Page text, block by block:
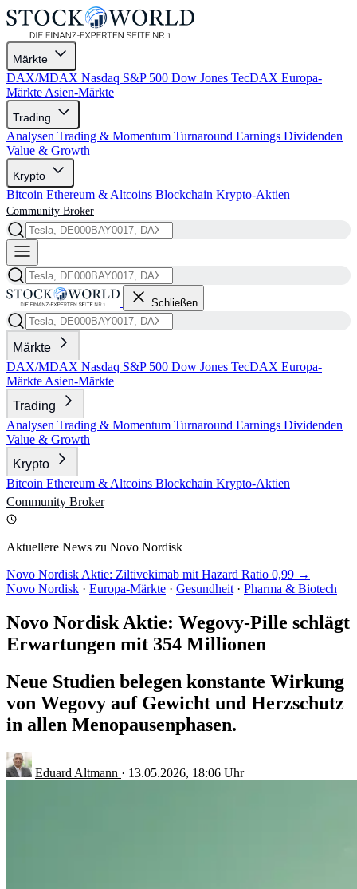
Märkte
DAX/MDAX Nasdaq S&P 500 Dow Jones TecDAX Europa-
Märkte Asien-Märkte
Trading
Analysen Trading & Momentum Turnaround Earnings Dividenden
Value & Growth
Krypto
Bitcoin Ethereum & Altcoins Blockchain Krypto-Aktien
Community Broker
Schließen
Märkte
DAX/MDAX Nasdaq S&P 500 Dow Jones TecDAX Europa-
Märkte Asien-Märkte
Trading
Analysen Trading & Momentum Turnaround Earnings Dividenden
Value & Growth
Krypto
Bitcoin Ethereum & Altcoins Blockchain Krypto-Aktien
Community Broker
Aktuellere News zu Novo Nordisk
Novo Nordisk Aktie: Ziltivekimab mit Hazard Ratio 0,99 →
Novo Nordisk · Europa-Märkte · Gesundheit · Pharma & Biotech
Novo Nordisk Aktie: Wegovy-Pille schlägt
Erwartungen mit 354 Millionen
Neue Studien belegen konstante Wirkung
von Wegovy auf Gewicht und Herzschutz
in allen Menopausenphasen.
Eduard Altmann · 13.05.2026, 18:06 Uhr